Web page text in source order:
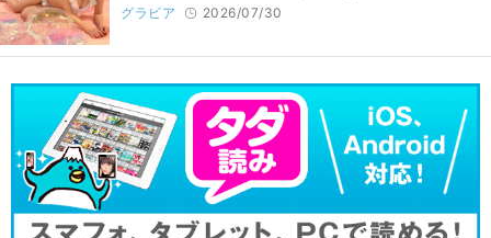
グラビア 2026/07/30